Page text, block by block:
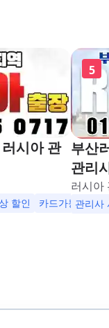
시아 관
할인 카드가능
5
부산
관리
러시아
관리사